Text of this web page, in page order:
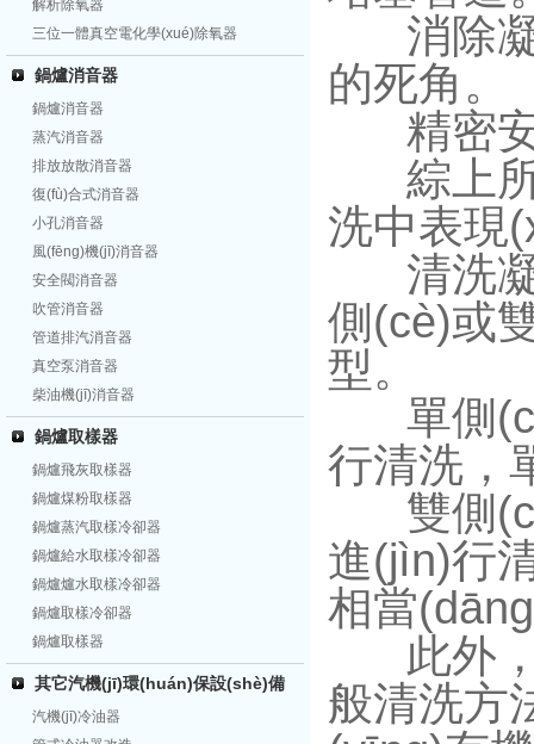
解析除氧器
三位一體真空電化學(xué)除氧器
鍋爐消音器
鍋爐消音器
蒸汽消音器
排放放散消音器
復(fù)合式消音器
小孔消音器
風(fēng)機(jī)消音器
安全閥消音器
吹管消音器
管道排汽消音器
真空泵消音器
柴油機(jī)消音器
鍋爐取樣器
鍋爐飛灰取樣器
鍋爐煤粉取樣器
鍋爐蒸汽取樣冷卻器
鍋爐給水取樣冷卻器
鍋爐爐水取樣冷卻器
鍋爐取樣冷卻器
鍋爐取樣器
其它汽機(jī)環(huán)保設(shè)備
汽機(jī)冷油器
消除凝
的死角。
精密安
綜上所述
洗中表現
清洗凝
側(cè)或
型。
單側
行清洗
雙側
進(jìn)行清
相當(dāng)
此外，
般清洗方